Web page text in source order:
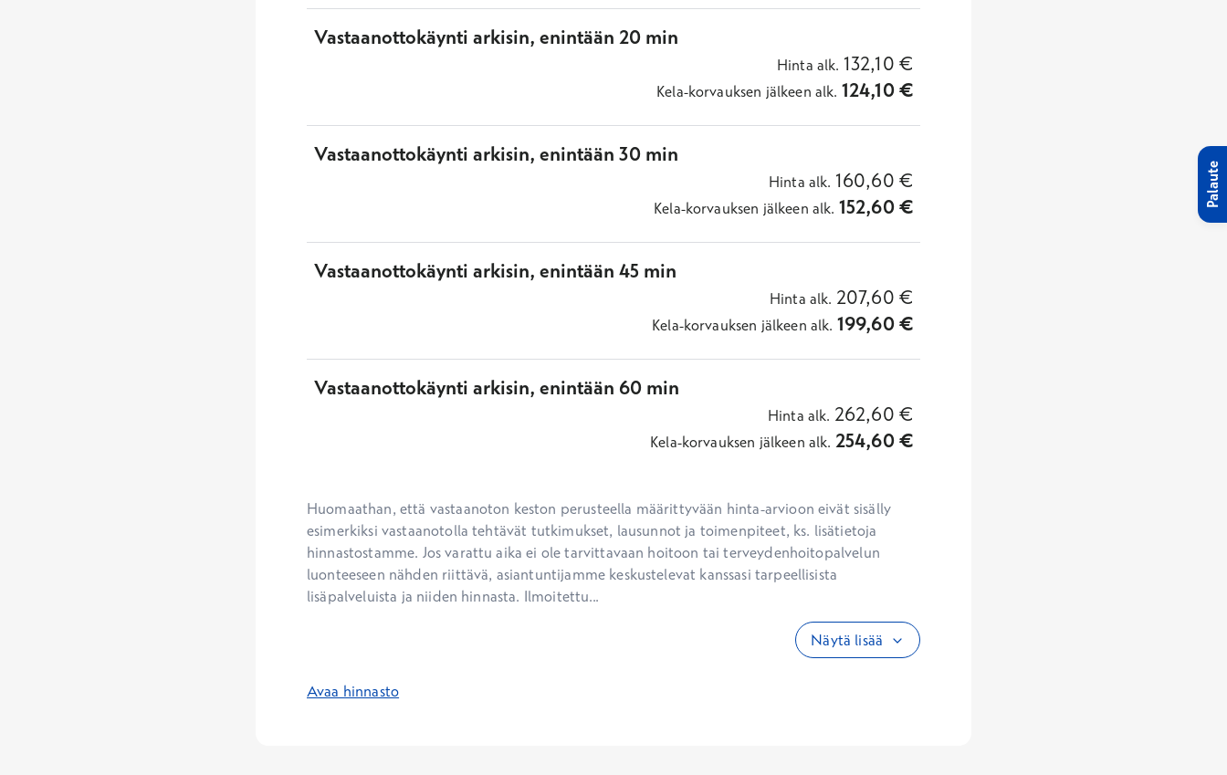
Vastaanottokäynti arkisin, enintään 20 min
Hinta alk. 132,10 €
Kela-korvauksen jälkeen alk. 124,10€
Vastaanottokäynti arkisin, enintään 30 min
Hinta alk. 160,60 €
Kela-korvauksen jälkeen alk. 152,60€
Vastaanottokäynti arkisin, enintään 45 min
Hinta alk. 207,60 €
Kela-korvauksen jälkeen alk. 199,60€
Vastaanottokäynti arkisin, enintään 60 min
Hinta alk. 262,60 €
Kela-korvauksen jälkeen alk. 254,60€
Huomaathan, että vastaanoton keston perusteella määrittyvään hinta-arvioon eivät sisälly
esimerkiksi vastaanotolla tehtävät tutkimukset, lausunnot ja toimenpiteet, ks. lisätietoja
hinnastostamme. Jos varattu aika ei ole tarvittavaan hoitoon tai terveydenhoitopalvelun
luonteeseen nähden riittävä, asiantuntijamme keskustelevat kanssasi tarpeellisista
lisäpalveluista ja niiden hinnasta. Ilmoitettu...
Näytä lisää
Avaa hinnasto
Palaute